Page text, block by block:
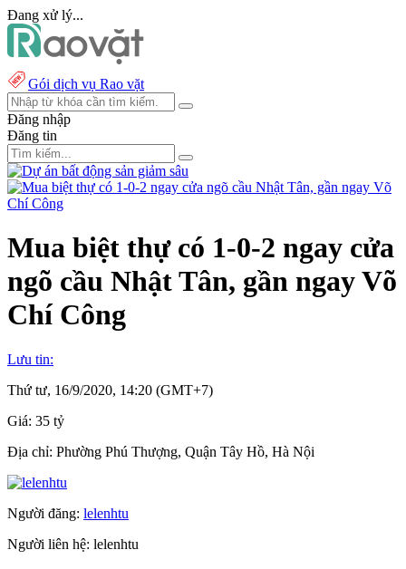
Đang xử lý...
Gói dịch vụ Rao vặt
Đăng nhập
Đăng tin
Mua biệt thự có 1-0-2 ngay cửa
ngõ cầu Nhật Tân, gần ngay Võ
Chí Công
Lưu tin:
Thứ tư, 16/9/2020, 14:20 (GMT+7)
Giá: 35 tỷ
Địa chỉ: Phường Phú Thượng, Quận Tây Hồ, Hà Nội
Người đăng: lelenhtu
Người liên hệ: lelenhtu